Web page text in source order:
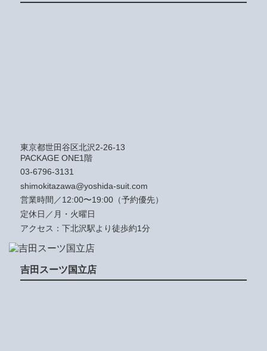
東京都世田谷区北沢2-26-13
PACKAGE ONE1階
03-6796-3131
shimokitazawa@yoshida-suit.com
営業時間／12:00〜19:00（予約優先）
定休日／月・火曜日
アクセス：下北沢駅より徒歩約1分
吉田スーツ国立店